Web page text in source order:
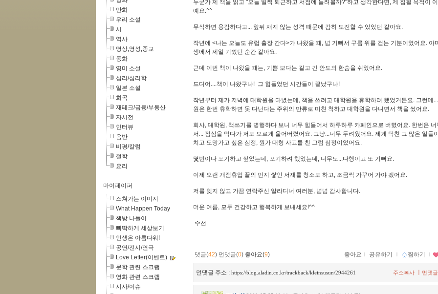
만화
우리 소설
시
역사
명상,영성,종교
동화
영미 소설
심리/심리학
일본 소설
희곡
재테크/금융/부동산
자서전
인터뷰
음반
비평/칼럼
철학
요리
마이페이퍼
스쳐가는 이미지
What Happen Today
책방 나들이
삐딱하게 세상보기
인생은 아름다워!
공연/전시/연극
Love Letter(이벤트)
문학 관련 스크랩
영화 관련 스크랩
시사/이슈
누군가 제 책을 읽고 "오늘 일찍 퇴근하고 서점에 들려볼까?"하고 생각한다면, 제 집필 목적이
예요.^^
무식하면 용감하다고... 앞뒤 재지 않는 성격 때문에 감히 도전할 수 있었던 같아요.
작년에 <나는 오늘도 유럽 출장 간다>가 나왔을 때, 넘 기뻐서 구름 위를 걷는 기분이였어요. 아
생에서 제일 기뻤던 순간 같아요.
근데 이번 책이 나왔을 때는, 기쁨 보다는 길고 긴 안도의 한숨을 쉬었어요.
드디어....책이 나왔구나! 그 힘들었던 시간들이 끝났구나!
작년부터 제가 저녁에 대학원을 다녔는데, 책을 쓰려고 대학원을 휴학하려 했었거든요. 그런데
원은 한번 휴학하면 못 다닌다는 주위의 만류로 미친 척하고 대학원을 다니면서 책을 썼어요.
회사, 대학원, 책쓰기를 병행하다 보니 너무 힘들어서 하루하루 카페인으로 버텼어요. 한번은
서... 점심을 먹다가 저도 모르게 울어버렸어요. 그냥...너무 두려웠어요. 제게 닥친 그 많은 일들
치고 도망가고 싶은 심정, 뭔가 대형 사고를 친 그럼 심정이었어요.
몇번이나 포기하고 싶었는데, 포기하려 했었는데, 너무도...다행이고 또 기뻐요.
이제 오랜 개점휴업 끝의 먼지 쌓인 서재를 청소도 하고, 조금씩 가꾸어 가야 겠어요.
저를 잊지 않고 가끔 연락주신 알라디너 여러분, 넘넘 감사합니다.
더운 여름, 모두 건강하고 행복하게 보내세요!^^
수선
댓글(42) 먼댓글(0) 좋아요(9) 좋아요 ｌ 공유하기 ｌ 찜하기 ｌ
먼댓글 주소 : https://blog.aladin.co.kr/trackback/kleinsusun/2944261 먼댓
주소복사